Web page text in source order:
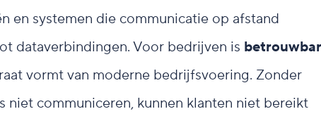
en systemen die communicatie op afstand
dataverbindingen. Voor bedrijven is
vormt van moderne bedrijfsvoering. Zonder
communiceren, kunnen klanten niet bereikt